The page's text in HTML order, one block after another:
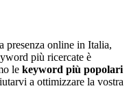
presenza online in Italia,
più ricercate è
le keyword più popolari
a ottimizzare la vostra